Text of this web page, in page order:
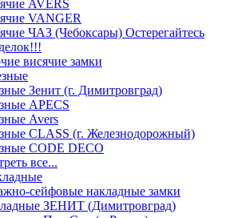
AVERS
VANGER
ЧАЗ (Чебоксары) Остерегайтесь
висячие замки
Зенит (г. Димитровград)
APECS
Avers
CLASS (г. Железнодорожный)
CODE DECO
все...
сейфовые накладные замки
ЗЕНИТ (Димитровград)